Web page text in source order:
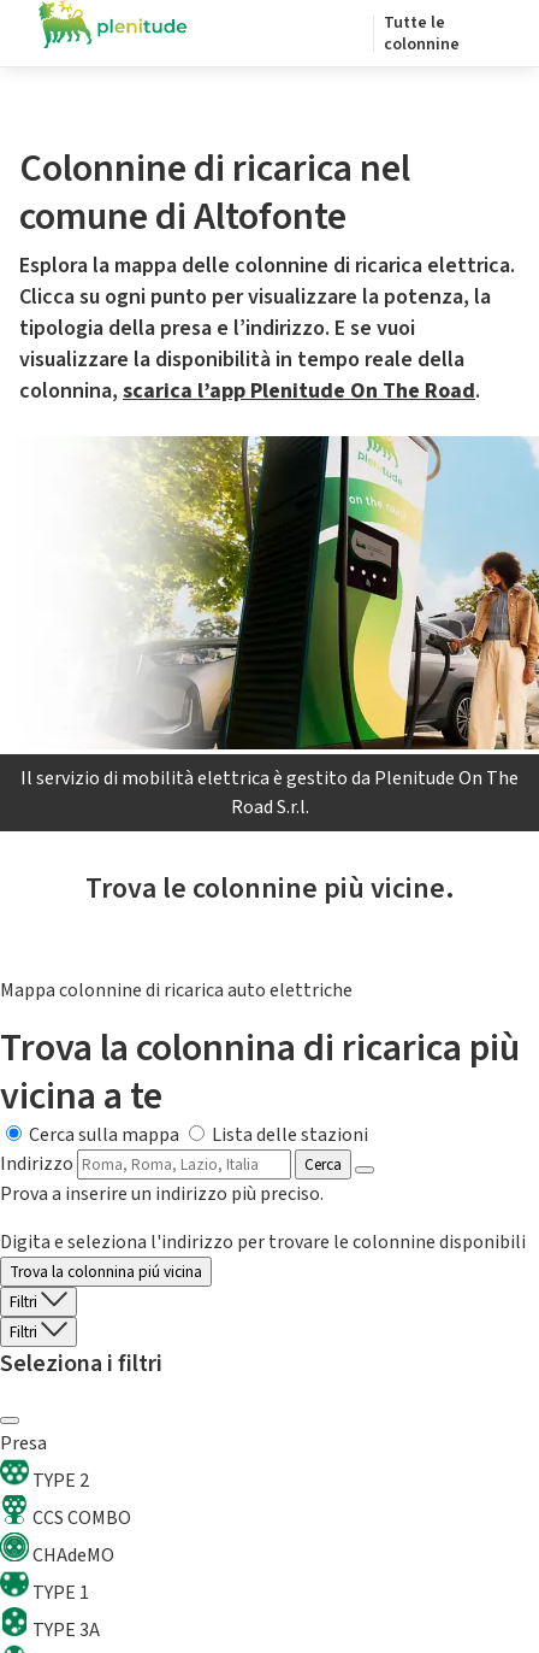
Tutte le
colonnine
Colonnine di ricarica nel
comune di Altofonte
Esplora la mappa delle colonnine di ricarica elettrica.
Clicca su ogni punto per visualizzare la potenza, la
tipologia della presa e l’indirizzo. E se vuoi
visualizzare la disponibilità in tempo reale della
colonnina, scarica l’app Plenitude On The Road.
Il servizio di mobilità elettrica è gestito da Plenitude On The
Road S.r.l.
Trova le colonnine più vicine.
Mappa colonnine di ricarica auto elettriche
Trova la colonnina di ricarica più
vicina a te
Cerca sulla mappa
Lista delle stazioni
Indirizzo
Cerca
Prova a inserire un indirizzo più preciso.
Digita e seleziona l'indirizzo per trovare le colonnine disponibili
Trova la colonnina piú vicina
Filtri
Filtri
Seleziona i filtri
Presa
TYPE 2
CCS COMBO
CHAdeMO
TYPE 1
TYPE 3A